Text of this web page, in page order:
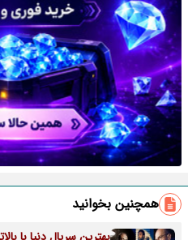
همچنین بخوانید